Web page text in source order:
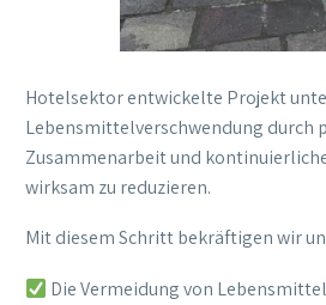
Hotelsektor entwickelte Projekt
Lebensmittelverschwendung durch
Zusammenarbeit und
wirksam zu reduzieren.
Mit diesem Schritt bekräftigen wir
Die Vermeidung von